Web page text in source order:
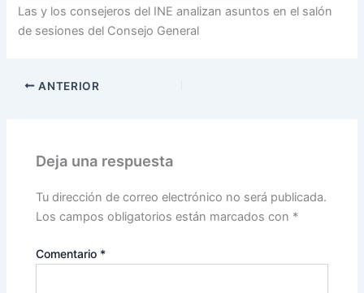
Las y los consejeros del INE analizan asuntos en el salón
de sesiones del Consejo General
ANTERIOR
Deja una respuesta
Tu dirección de correo electrónico no será publicada.
Los campos obligatorios están marcados con *
Comentario *